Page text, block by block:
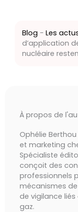
Blog - Les
d’application
nucléaire
À propos de
Ophélie
et marketing
Spécialiste
conçoit des
professionnels
mécanismes
de vigilance
gaz.